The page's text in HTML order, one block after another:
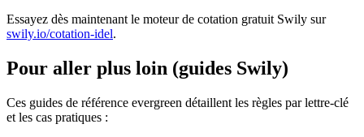
Essayez dès maintenant le moteur de cotation gratuit Swily sur
swily.io/cotation-idel.
Pour aller plus loin (guides Swily)
Ces guides de référence evergreen détaillent les règles par lettre-clé
et les cas pratiques :